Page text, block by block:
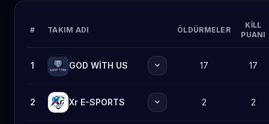
# TAKIM ADI ÖLDÜRMELER
KILL
PUANI
1 GOD WİTH US expand_more 17 17
2 Xr E-SPORTS expand_more 2 2